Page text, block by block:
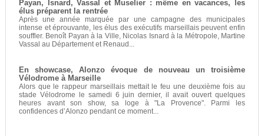
Payan, Isnard, Vassal et Muselier : même en vacances, les
élus préparent la rentrée
Après une année marquée par une campagne des municipales
intense et éprouvante, les élus des exécutifs marseillais peuvent enfin
souffler. Benoît Payan à la Ville, Nicolas Isnard à la Métropole, Martine
Vassal au Département et Renaud...
En showcase, Alonzo évoque de nouveau un troisième
Vélodrome à Marseille
Alors que le rappeur marseillais mettait le feu une deuxième fois au
stade Vélodrome le samedi 6 juin dernier, il avait ouvert quelques
heures avant son show, sa loge à "La Provence". Parmi les
confidences d’Alonzo pendant ce moment...